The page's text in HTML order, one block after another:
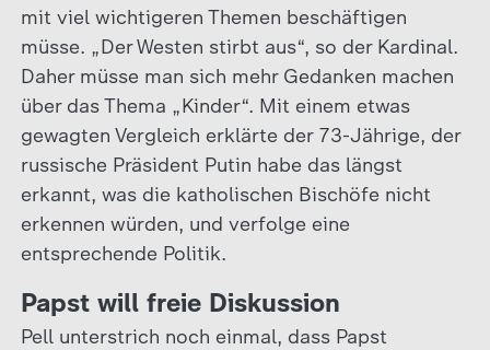
mit viel wichtigeren Themen beschäftigen
müsse. „Der Westen stirbt aus“, so der Kardinal.
Daher müsse man sich mehr Gedanken machen
über das Thema „Kinder“. Mit einem etwas
gewagten Vergleich erklärte der 73-Jährige, der
russische Präsident Putin habe das längst
erkannt, was die katholischen Bischöfe nicht
erkennen würden, und verfolge eine
entsprechende Politik.
Papst will freie Diskussion
Pell unterstrich noch einmal, dass Papst